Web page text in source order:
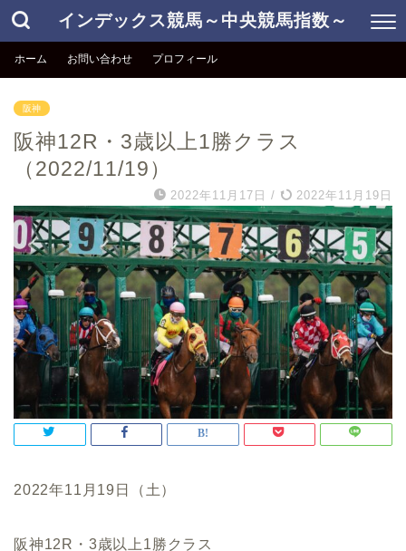
インデックス競馬～中央競馬指数～
ホーム お問い合わせ プロフィール
阪神
阪神12R・3歳以上1勝クラス
（2022/11/19）
2022年11月17日 / 2022年11月19日
2022年11月19日（土）
阪神12R・3歳以上1勝クラス